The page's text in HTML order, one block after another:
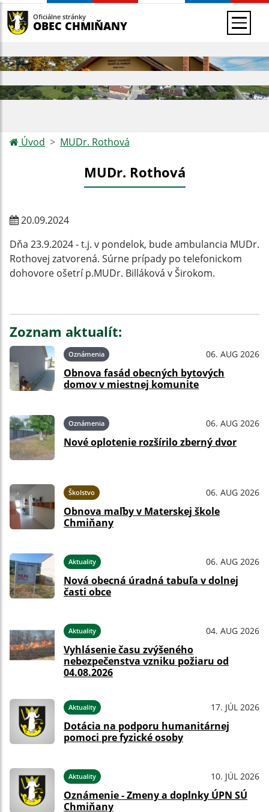
Oficiálne stránky
OBEC CHMIŇANY
Úvod MUDr. Rothová
MUDr. Rothová
20.09.2024
Dňa 23.9.2024 - t.j. v pondelok, bude ambulancia MUDr.
Rothovej zatvorená. Súrne prípady po telefonickom
dohovore ošetrí p.MUDr. Billáková v Širokom.
Zoznam aktualít:
Oznámenia 06. AUG 2026
Obnova fasád obecných bytových
domov v miestnej komunite
Oznámenia 06. AUG 2026
Nové oplotenie rozšírilo zberný dvor
Školstvo 06. AUG 2026
Obnova maľby v Materskej škole
Chmiňany
Aktuality 06. AUG 2026
Nová obecná úradná tabuľa v dolnej
časti obce
Aktuality 04. AUG 2026
Vyhlásenie času zvýšeného
nebezpečenstva vzniku požiaru od
04.08.2026
Aktuality 17. JÚL 2026
Dotácia na podporu humanitárnej
pomoci pre fyzické osoby
Aktuality 10. JÚL 2026
Oznámenie - Zmeny a doplnky ÚPN SÚ
Chmiňany